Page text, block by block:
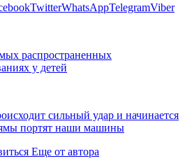
TwitterWhatsAppTelegramViber
распространенных
у детей
сильный удар и начинается
портят наши машины
Еще от автора